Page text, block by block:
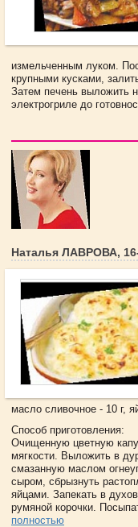
измельченным луком.
крупными кусками,
Затем печень выложить
электрогриле до
Наталья ЛАВРОВА,
масло сливочное - 10 г,
Способ приготовления:
Очищенную цветную
мягкости. Выложить в
смазанную маслом
сыром, сбрызнуть
яйцами. Запекать в
румяной корочки.
полностью